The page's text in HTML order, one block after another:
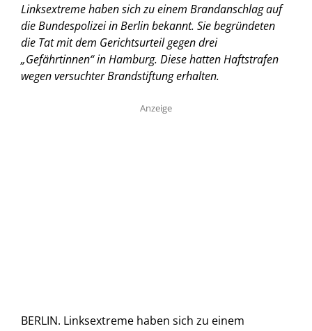
Linksextreme haben sich zu einem Brandanschlag auf
die Bundespolizei in Berlin bekannt. Sie begründeten
die Tat mit dem Gerichtsurteil gegen drei
„Gefährtinnen“ in Hamburg. Diese hatten Haftstrafen
wegen versuchter Brandstiftung erhalten.
Anzeige
BERLIN. Linksextreme haben sich zu einem